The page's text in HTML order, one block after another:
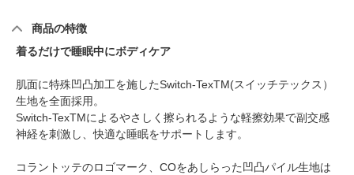
商品の特徴
着るだけで睡眠中にボディケア
肌面に特殊凹凸加工を施したSwitch-TexTM(スイッチテックス）
生地を全面採用。
Switch-TexTMによるやさしく擦られるような軽擦効果で副交感
神経を刺激し、快適な睡眠をサポートします。
コラントッテのロゴマーク、COをあしらった凹凸パイル生地は